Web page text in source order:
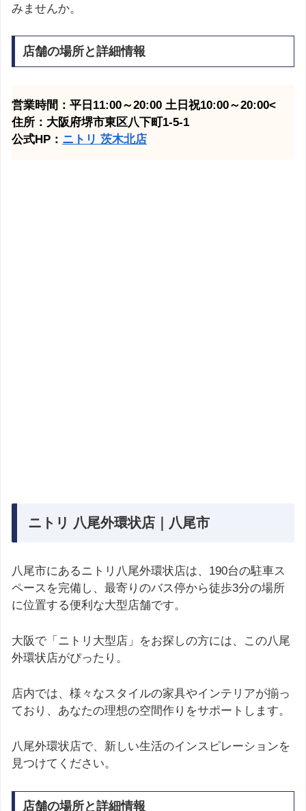
みませんか。
店舗の場所と詳細情報
営業時間：平日11:00～20:00 土日祝10:00～20:00<
住所：大阪府堺市東区八下町1-5-1
公式HP： ニトリ 茨木北店
ニトリ 八尾外環状店｜八尾市
八尾市にあるニトリ八尾外環状店は、190台の駐車ス
ペースを完備し、最寄りのバス停から徒歩3分の場所
に位置する便利な大型店舗です。
大阪で「ニトリ大型店」をお探しの方には、この八尾
外環状店がぴったり。
店内では、様々なスタイルの家具やインテリアが揃っ
ており、あなたの理想の空間作りをサポートします。
八尾外環状店で、新しい生活のインスピレーションを
見つけてください。
店舗の場所と詳細情報